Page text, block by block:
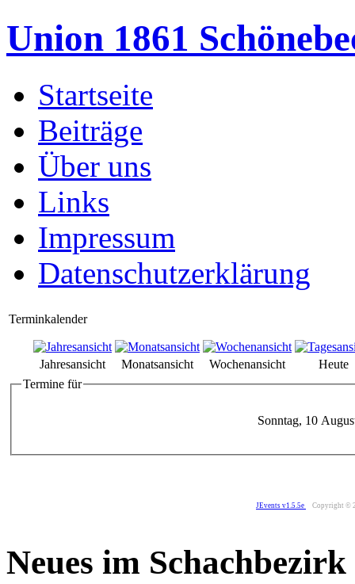
Union 1861
Startseite
Beiträge
Über uns
Links
Impressum
Datenschutzerklärung
Terminkalender
Jahresansicht Monatsansicht Wochenansicht
Heute
Termine für
Sonntag, 10
JEvents v1.5.5e Copyright ©
Neues im Schachbezirk